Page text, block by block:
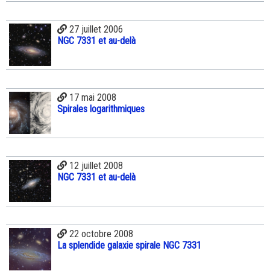
27 juillet 2006
NGC 7331 et au-delà
17 mai 2008
Spirales logarithmiques
12 juillet 2008
NGC 7331 et au-delà
22 octobre 2008
La splendide galaxie spirale NGC 7331